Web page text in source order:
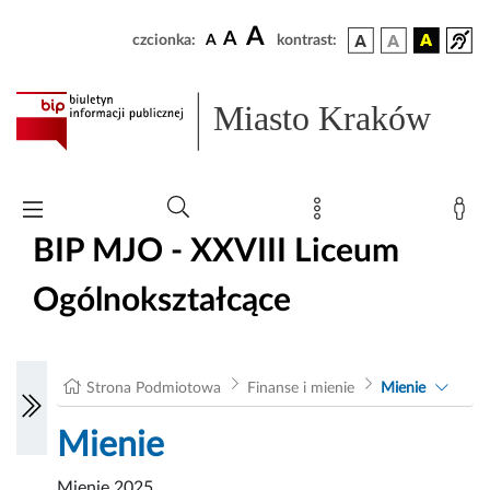
czcionka: A A A kontrast:
Miasto Kraków
BIP MJO - XXVIII Liceum
Ogólnokształcące
Strona Podmiotowa Finanse i mienie Mienie
Mienie